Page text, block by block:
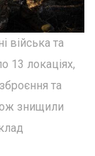
війська та
13 локаціях,
та
знищили